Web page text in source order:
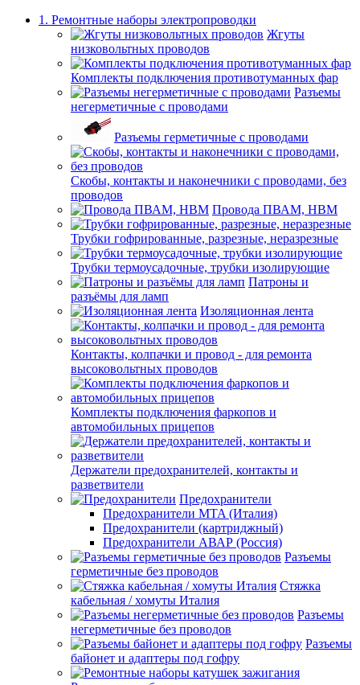
1. Ремонтные наборы электропроводки
Жгуты
низковольтных проводов
Комплекты подключения противотуманных фар
Разъемы
негерметичные с проводами
Разъемы герметичные с проводами
Скобы, контакты и наконечники с проводами, без
проводов
Провода ПВАМ, НВМ
Трубки гофрированные, разрезные, неразрезные
Трубки термоусадочные, трубки изолирующие
Патроны и
разъёмы для ламп
Изоляционная лента
Контакты, колпачки и провод - для ремонта
высоковольтных проводов
Комплекты подключения фаркопов и
автомобильных прицепов
Держатели предохранителей, контакты и
разветвители
Предохранители
Предохранители MTA (Италия)
Предохранители (картриджный)
Предохранители АВАР (Россия)
Разъемы
герметичные без проводов
Стяжка
кабельная / хомуты Италия
Разъемы
негерметичные без проводов
Разъемы
байонет и адаптеры под гофру